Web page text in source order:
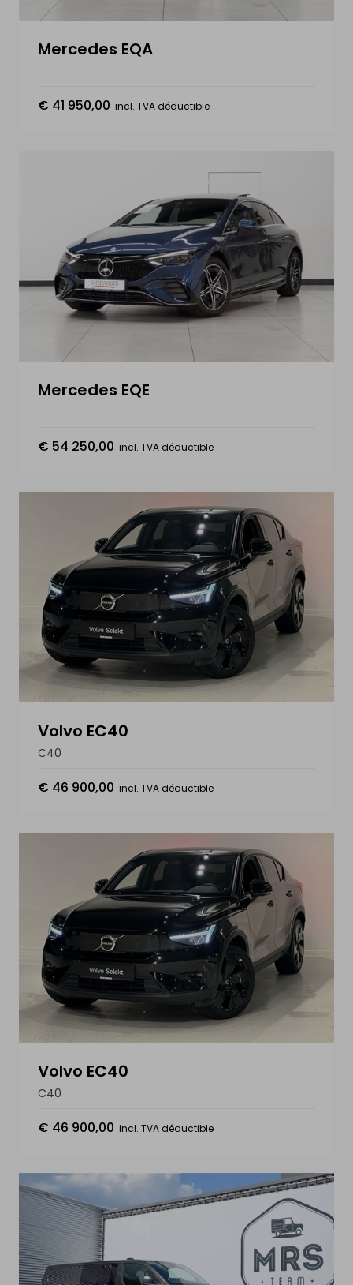
Mercedes EQA
€ 41 950,00 incl. TVA déductible
Mercedes EQE
€ 54 250,00 incl. TVA déductible
Volvo EC40
C40
€ 46 900,00 incl. TVA déductible
Volvo EC40
C40
€ 46 900,00 incl. TVA déductible